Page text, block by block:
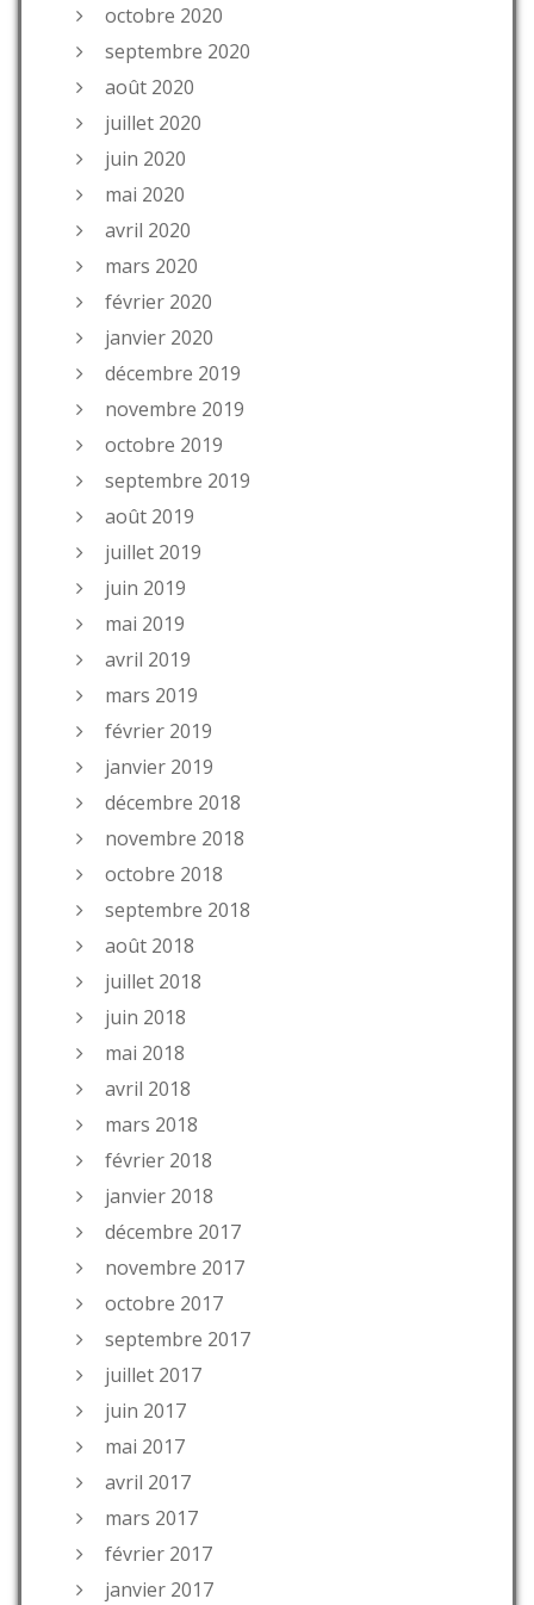
octobre 2020
septembre 2020
août 2020
juillet 2020
juin 2020
mai 2020
avril 2020
mars 2020
février 2020
janvier 2020
décembre 2019
novembre 2019
octobre 2019
septembre 2019
août 2019
juillet 2019
juin 2019
mai 2019
avril 2019
mars 2019
février 2019
janvier 2019
décembre 2018
novembre 2018
octobre 2018
septembre 2018
août 2018
juillet 2018
juin 2018
mai 2018
avril 2018
mars 2018
février 2018
janvier 2018
décembre 2017
novembre 2017
octobre 2017
septembre 2017
juillet 2017
juin 2017
mai 2017
avril 2017
mars 2017
février 2017
janvier 2017